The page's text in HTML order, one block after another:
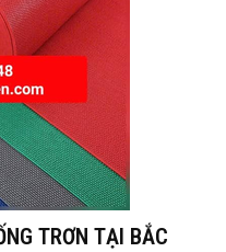
TRƠN TẠI BẮC